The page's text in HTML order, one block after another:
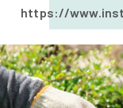
https://